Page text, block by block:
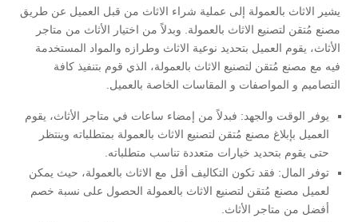
يشير الاثاث بالعمولة إلى عملية شراء الاثاث من قبل العميل عن طريق
مصنع مُتقن لتصنيع الاثاث بالعمولة. وبدلاً من اختيار الأثاث من متاجر
الأثاث، يقوم العميل بتحديد نوعية الاثاث وطرازه والمواد المستخدمة
فيه مع مصنع مُتقن لتصنيع الاثاث بالعمولة، الذي قوم بتنفيذ كافة
التصاميم و المواصفات و المقاسات الخاصة بالعميل.
يوفر الوقت والجهد: فبدلاً من إمضاء ساعات في متاجر الأثاث، يقوم
العميل بإبلاغ مصنع مُتقن لتصنيع الاثاث بالعمولة بمتطلباته وينتظر
حتى يقوم بتحديد خيارات متعددة تناسب متطلباته.
توفر المال: فقد تكون التكاليف أقل مع الاثاث بالعمولة، حيث يمكن
لعميل مصنع مُتقن لتصنيع الاثاث بالعمولة الحصول على نسبة خصم
أفضل من متاجر الأثاث.